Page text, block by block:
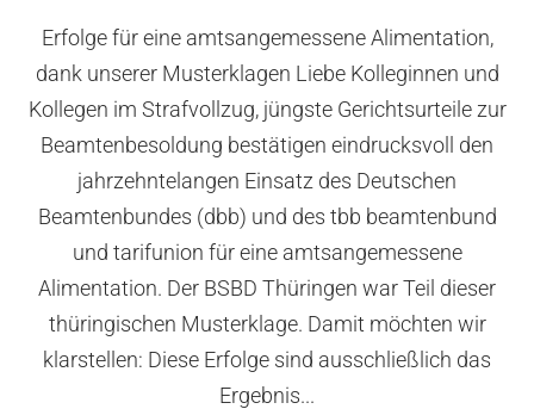
Erfolge für eine amtsangemessene Alimentation,
dank unserer Musterklagen Liebe Kolleginnen und
Kollegen im Strafvollzug, jüngste Gerichtsurteile zur
Beamtenbesoldung bestätigen eindrucksvoll den
jahrzehntelangen Einsatz des Deutschen
Beamtenbundes (dbb) und des tbb beamtenbund
und tarifunion für eine amtsangemessene
Alimentation. Der BSBD Thüringen war Teil dieser
thüringischen Musterklage. Damit möchten wir
klarstellen: Diese Erfolge sind ausschließlich das
Ergebnis...